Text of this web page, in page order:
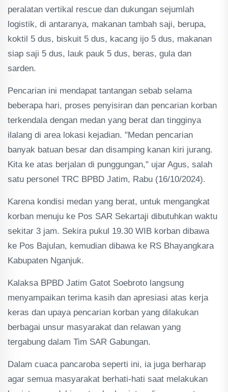
peralatan vertikal rescue dan dukungan sejumlah
logistik, di antaranya, makanan tambah saji, berupa,
koktil 5 dus, biskuit 5 dus, kacang ijo 5 dus, makanan
siap saji 5 dus, lauk pauk 5 dus, beras, gula dan
sarden.
Pencarian ini mendapat tantangan sebab selama
beberapa hari, proses penyisiran dan pencarian korban
terkendala dengan medan yang berat dan tingginya
ilalang di area lokasi kejadian. "Medan pencarian
banyak batuan besar dan disamping kanan kiri jurang.
Kita ke atas berjalan di punggungan," ujar Agus, salah
satu personel TRC BPBD Jatim, Rabu (16/10/2024).
Karena kondisi medan yang berat, untuk mengangkat
korban menuju ke Pos SAR Sekartaji dibutuhkan waktu
sekitar 3 jam. Sekira pukul 19.30 WIB korban dibawa
ke Pos Bajulan, kemudian dibawa ke RS Bhayangkara
Kabupaten Nganjuk.
Kalaksa BPBD Jatim Gatot Soebroto langsung
menyampaikan terima kasih dan apresiasi atas kerja
keras dan upaya pencarian korban yang dilakukan
berbagai unsur masyarakat dan relawan yang
tergabung dalam Tim SAR Gabungan.
Dalam cuaca pancaroba seperti ini, ia juga berharap
agar semua masyarakat berhati-hati saat melakukan